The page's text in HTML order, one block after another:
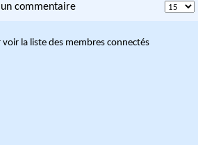
commentaire
la liste des membres connectés